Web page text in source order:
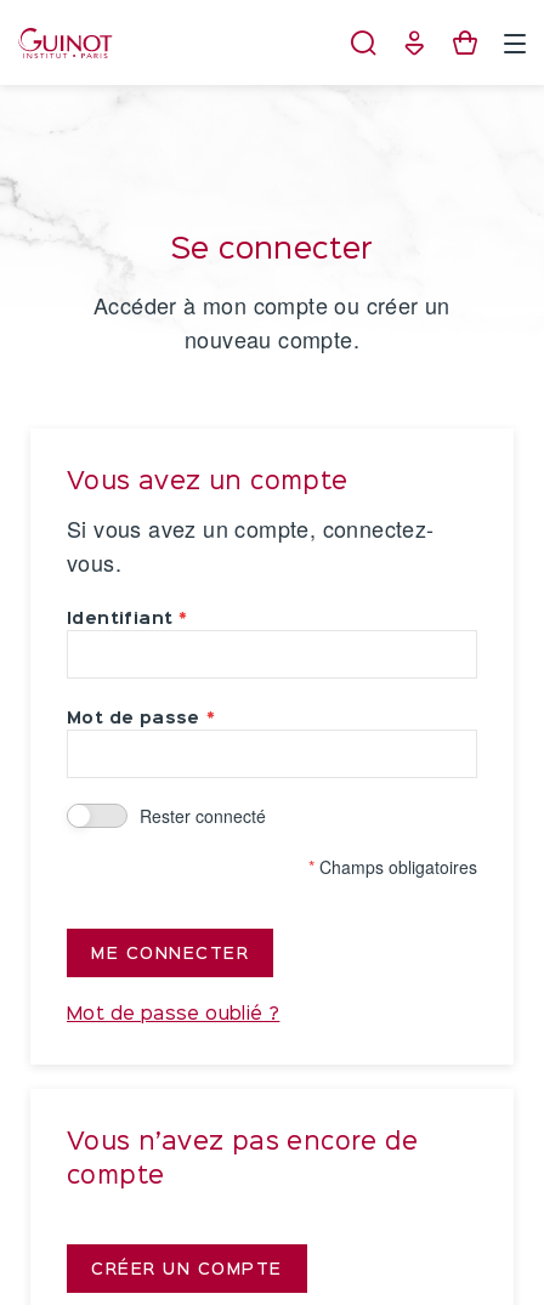
Se connecter
Accéder à mon compte ou créer un
nouveau compte.
Vous avez un compte
Si vous avez un compte, connectez-
vous.
Identifiant
Mot de passe
Rester connecté
* Champs obligatoires
ME CONNECTER
Mot de passe oublié ?
Vous n’avez pas encore de
compte
CRÉER UN COMPTE